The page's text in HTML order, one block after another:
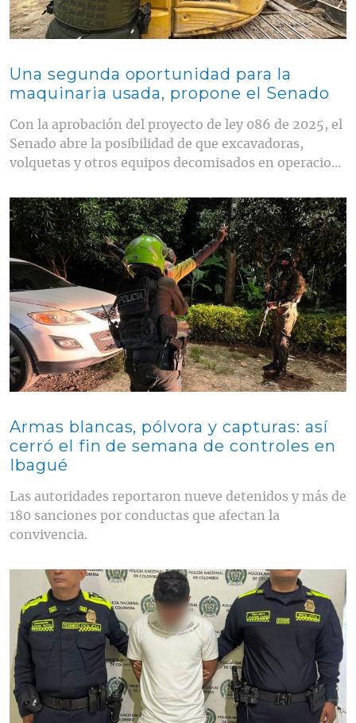
Una segunda oportunidad para la
maquinaria usada, propone el Senado
Con la aprobación del proyecto de ley 086 de 2025, el
Senado abre la posibilidad de que excavadoras,
volquetas y otros equipos decomisados en operacio...
Contenido multimedia principal
Armas blancas, pólvora y capturas: así
cerró el fin de semana de controles en
Ibagué
Las autoridades reportaron nueve detenidos y más de
180 sanciones por conductas que afectan la
convivencia.
Contenido multimedia principal